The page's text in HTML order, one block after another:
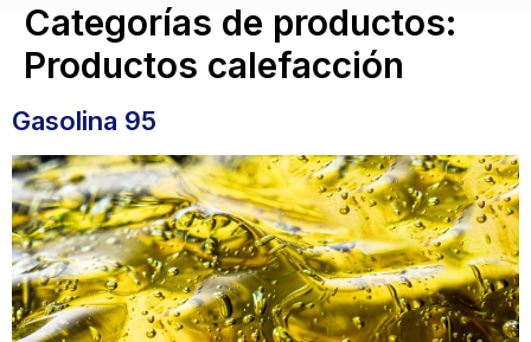
Categorías de productos:
Productos calefacción
Gasolina 95